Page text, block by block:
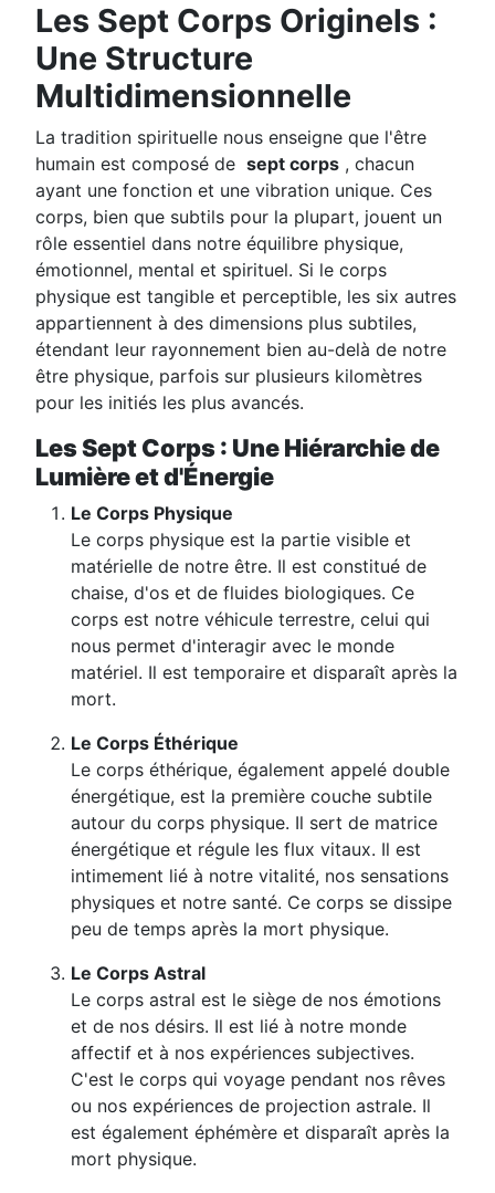
Les Sept Corps Originels :
Une Structure
Multidimensionnelle
La tradition spirituelle nous enseigne que l'être
humain est composé de sept corps , chacun
ayant une fonction et une vibration unique. Ces
corps, bien que subtils pour la plupart, jouent un
rôle essentiel dans notre équilibre physique,
émotionnel, mental et spirituel. Si le corps
physique est tangible et perceptible, les six autres
appartiennent à des dimensions plus subtiles,
étendant leur rayonnement bien au-delà de notre
être physique, parfois sur plusieurs kilomètres
pour les initiés les plus avancés.
Les Sept Corps : Une Hiérarchie de
Lumière et d'Énergie
Le Corps Physique
Le corps physique est la partie visible et
matérielle de notre être. Il est constitué de
chaise, d'os et de fluides biologiques. Ce
corps est notre véhicule terrestre, celui qui
nous permet d'interagir avec le monde
matériel. Il est temporaire et disparaît après la
mort.
Le Corps Éthérique
Le corps éthérique, également appelé double
énergétique, est la première couche subtile
autour du corps physique. Il sert de matrice
énergétique et régule les flux vitaux. Il est
intimement lié à notre vitalité, nos sensations
physiques et notre santé. Ce corps se dissipe
peu de temps après la mort physique.
Le Corps Astral
Le corps astral est le siège de nos émotions
et de nos désirs. Il est lié à notre monde
affectif et à nos expériences subjectives.
C'est le corps qui voyage pendant nos rêves
ou nos expériences de projection astrale. Il
est également éphémère et disparaît après la
mort physique.